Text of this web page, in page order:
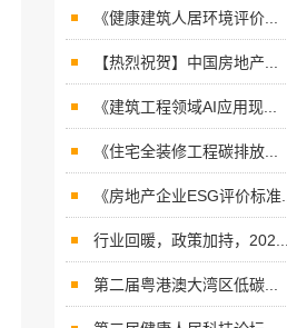
《健康建筑人居环境评价...
【热烈祝贺】中国房地产...
《建筑工程领域AI应用现...
《住宅全装修工程碳排放...
《房地产企业ESG评价标准...
行业回暖，政策加持，202...
第二届粤港澳大湾区低碳...